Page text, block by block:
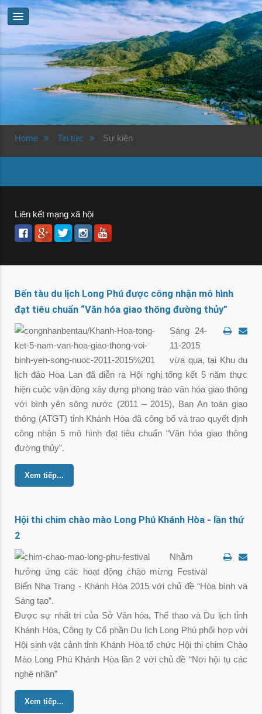
Home Tin tức Sự kiện
Liên kết mạng xã hội
Bến tàu du lịch Long Phú được công nhận mô hình
đạt tiêu chuẩn “Văn hóa giao thông đường thủy”
Sáng 24-
11-2015
vừa qua, tại Khu du
lịch đảo Hoa Lan đã diễn ra Hội nghị tổng kết 5 năm thực
hiện cuộc vận động xây dựng phong trào văn hóa giao thông
với bình yên sông nước (2011 – 2015), Ban An toàn giao
thông (ATGT) tỉnh Khánh Hòa đã công bố và trao quyết định
công nhận 5 mô hình đạt tiêu chuẩn “Văn hóa giao thông
đường thủy”.
Xem tiếp...
Hội thi chim chào mào Long Phú Khánh Hòa - lần thứ
2
Nhằm
hưởng ứng các hoạt động chào mừng Festival
Biển Nha Trang - Khánh Hòa 2015 với chủ đề “Hòa bình và
Sáng tạo”.
Được sự nhất trí của Sở Văn hóa, Thể thao và Du lịch tỉnh
Khánh Hòa, Công ty Cổ phần Du lịch Long Phú phối hợp với
Hội sinh vật cảnh tỉnh Khánh Hòa tổ chức Hội thi chim Chào
Mào Long Phú Khánh Hòa lần 2 với chủ đề “Nơi hội tụ các
nghệ nhân”
Xem tiếp...